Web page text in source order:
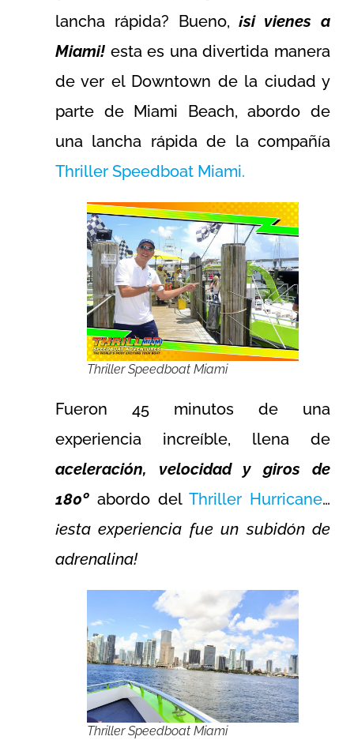
lancha rápida? Bueno,¡si vienes a
Miami! esta es una divertida manera
de ver el Downtown de la ciudad y
parte de Miami Beach, abordo de
una lancha rápida de la compañía
Thriller Speedboat Miami.
Thriller Speedboat Miami
Fueron 45 minutos de una
experiencia increíble, llena de
aceleración, velocidad y giros de
180º abordo del Thriller Hurricane…
¡esta experiencia fue un subidón de
adrenalina!
Thriller Speedboat Miami